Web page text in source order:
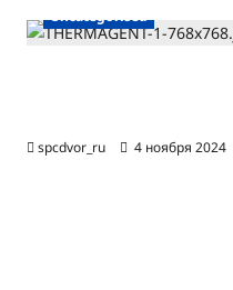
Uncategorised
spcdvor_ru
4 ноября 2024